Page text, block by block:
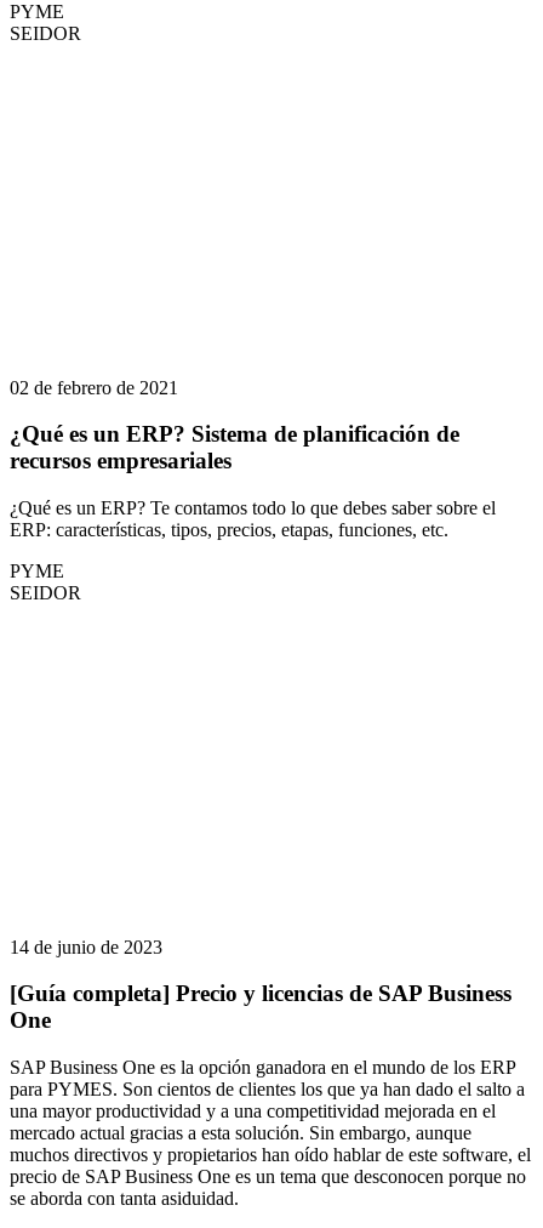
PYME
SEIDOR
02 de febrero de 2021
¿Qué es un ERP? Sistema de planificación de
recursos empresariales
¿Qué es un ERP? Te contamos todo lo que debes saber sobre el
ERP: características, tipos, precios, etapas, funciones, etc.
PYME
SEIDOR
14 de junio de 2023
[Guía completa] Precio y licencias de SAP Business
One
SAP Business One es la opción ganadora en el mundo de los ERP
para PYMES. Son cientos de clientes los que ya han dado el salto a
una mayor productividad y a una competitividad mejorada en el
mercado actual gracias a esta solución. Sin embargo, aunque
muchos directivos y propietarios han oído hablar de este software, el
precio de SAP Business One es un tema que desconocen porque no
se aborda con tanta asiduidad.